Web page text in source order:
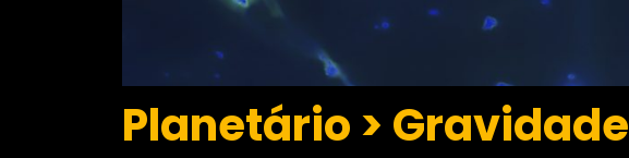
Planetário > Gravidade